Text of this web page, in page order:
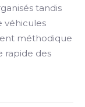
tandis
véhicules
méthodique
rapide des